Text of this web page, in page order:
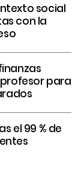
social
con la
para
el 99 % de